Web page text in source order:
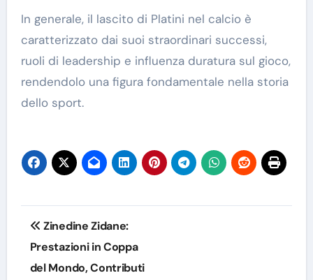
In generale, il lascito di Platini nel calcio è
caratterizzato dai suoi straordinari successi,
ruoli di leadership e influenza duratura sul gioco,
rendendolo una figura fondamentale nella storia
dello sport.
Post
navigation
Zinedine Zidane:
Prestazioni in Coppa
del Mondo, Contributi